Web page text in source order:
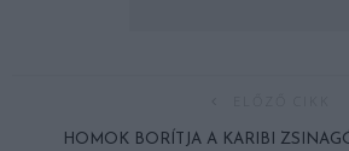
HOMOK BORÍTJA A KARIBI